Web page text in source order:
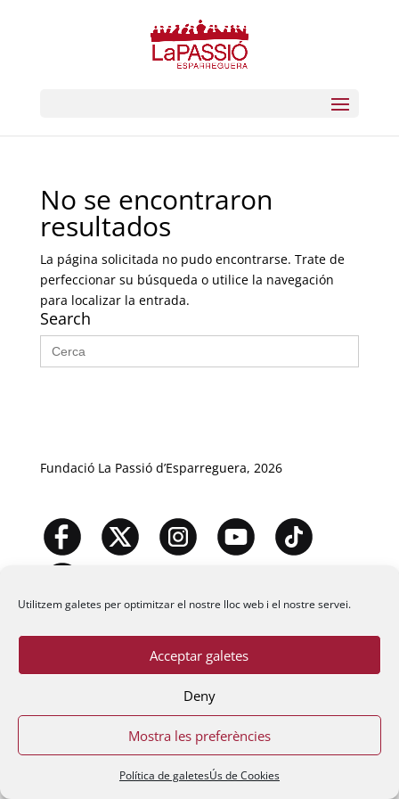
Utilitzem galetes per optimitzar el nostre lloc web i el nostre servei.
Acceptar galetes
Deny
Mostra les preferències
Política de galetesÚs de Cookies
No se encontraron
resultados
La página solicitada no pudo encontrarse. Trate de
perfeccionar su búsqueda o utilice la navegación
para localizar la entrada.
Search
Buscar:
Fundació La Passió d’Esparreguera, 2026